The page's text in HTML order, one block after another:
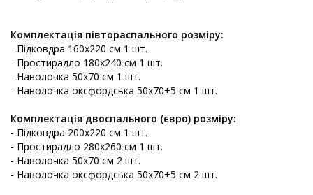
Комплектація півтораспального розміру:
- Підковдра 160х220 см 1 шт.
- Простирадло 180х240 см 1 шт.
- Наволочка 50х70 см 1 шт.
- Наволочка оксфордська 50х70+5 см 1 шт.
Комплектація двоспального (євро) розміру:
- Підковдра 200х220 см 1 шт.
- Простирадло 280х260 см 1 шт.
- Наволочка 50х70 см 2 шт.
- Наволочка оксфордська 50х70+5 см 2 шт.